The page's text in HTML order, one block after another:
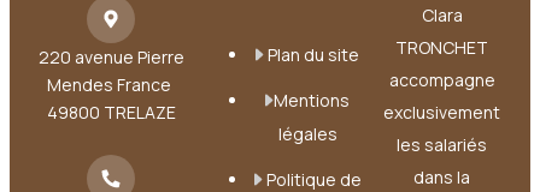
220 avenue Pierre
Mendes France
49800 TRELAZE
Plan du site
Mentions
légales
Politique de
Clara
TRONCHET
accompagne
exclusivement
les salariés
dans la